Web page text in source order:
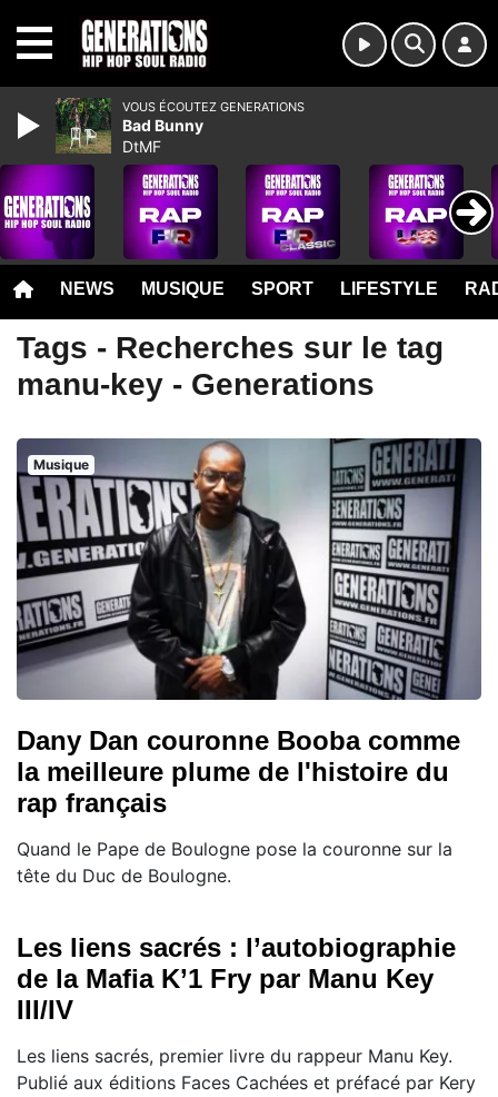
NEWS MUSIQUE SPORT LIFESTYLE
Tags - Recherches sur le tag
manu-key - Generations
Musique
Dany Dan couronne Booba comme
la meilleure plume de l'histoire du
rap français
Quand le Pape de Boulogne pose la couronne sur la
tête du Duc de Boulogne.
Les liens sacrés : l’autobiographie
de la Mafia K’1 Fry par Manu Key
III/IV
Les liens sacrés, premier livre du rappeur Manu Key.
Publié aux éditions Faces Cachées et préfacé par Kery
VOUS ÉCOUTEZ GENERATIONS
Bad Bunny
DtMF